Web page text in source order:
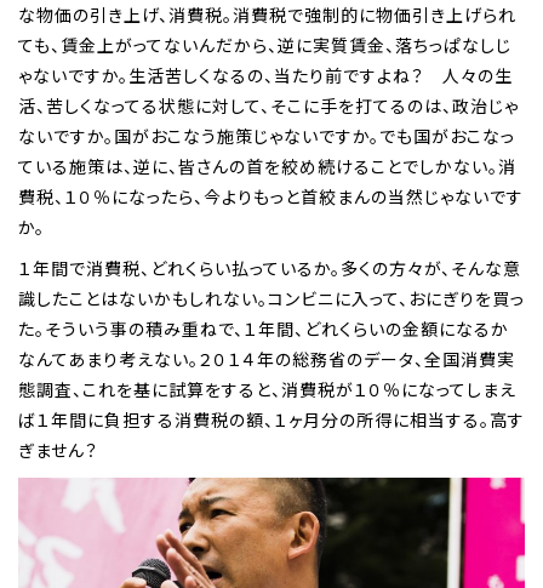
な物価の引き上げ、消費税。消費税で強制的に物価引き上げられ
ても、賃金上がってないんだから、逆に実質賃金、落ちっぱなしじ
ゃないですか。生活苦しくなるの、当たり前ですよね？ 人々の生
活、苦しくなってる状態に対して、そこに手を打てるのは、政治じゃ
ないですか。国がおこなう施策じゃないですか。でも国がおこなっ
ている施策は、逆に、皆さんの首を絞め続けることでしかない。消
費税、１０％になったら、今よりもっと首絞まんの当然じゃないです
か。
１年間で消費税、どれくらい払っているか。多くの方々が、そんな意
識したことはないかもしれない。コンビニに入って、おにぎりを買っ
た。そういう事の積み重ねで、１年間、どれくらいの金額になるか
なんてあまり考えない。２０１４年の総務省のデータ、全国消費実
態調査、これを基に試算をすると、消費税が１０％になってしまえ
ば１年間に負担する消費税の額、１ヶ月分の所得に相当する。高す
ぎません？